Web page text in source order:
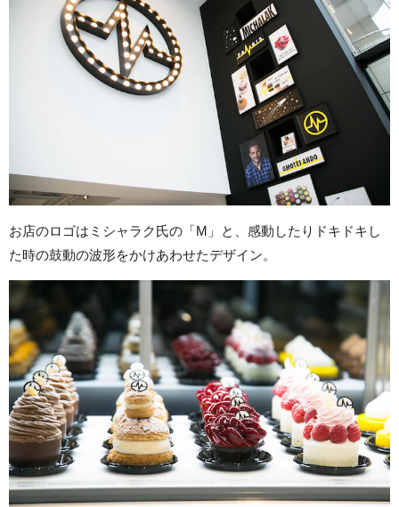
お店のロゴはミシャラク氏の「M」と、感動したりドキドキし
た時の鼓動の波形をかけあわせたデザイン。